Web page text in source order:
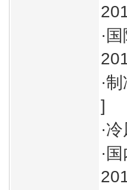
·
·制
]
·冷
·